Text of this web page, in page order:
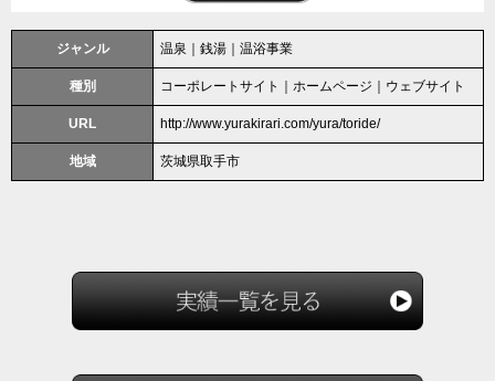
ジャンル 温泉｜銭湯｜温浴事業
種別 コーポレートサイト｜ホームページ｜ウェブサイト
URL http://www.yurakirari.com/yura/toride/
地域 茨城県取手市